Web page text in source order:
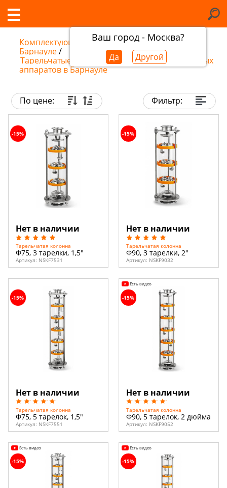
Ваш город - Москва?
Да Другой
Комплектующие самогонных аппаратов в
Барнауле/
Тарельчатые колонны и флейты для самогонных
аппаратов в Барнауле
По цене: Фильтр:
Нет в наличии
Тарельчатая колонна
Ф75, 3 тарелки, 1,5"
Артикул: NSKF7531
-15%
Нет в наличии
Тарельчатая колонна
Ф90, 3 тарелки, 2"
Артикул: NSKF9032
-15%
Нет в наличии
Тарельчатая колонна
Ф75, 5 тарелок, 1,5"
Артикул: NSKF7551
-15%
Есть видео
Нет в наличии
Тарельчатая колонна
Ф90, 5 тарелок, 2 дюйма
Артикул: NSKF9052
-15%
Есть видео
-15%
Есть видео
-15%